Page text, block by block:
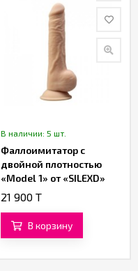
В наличии: 5 шт.
Фаллоимитатор с
двойной плотностью
«Model 1» от «SILEXD»
(24 см)
21 900 T
В корзину